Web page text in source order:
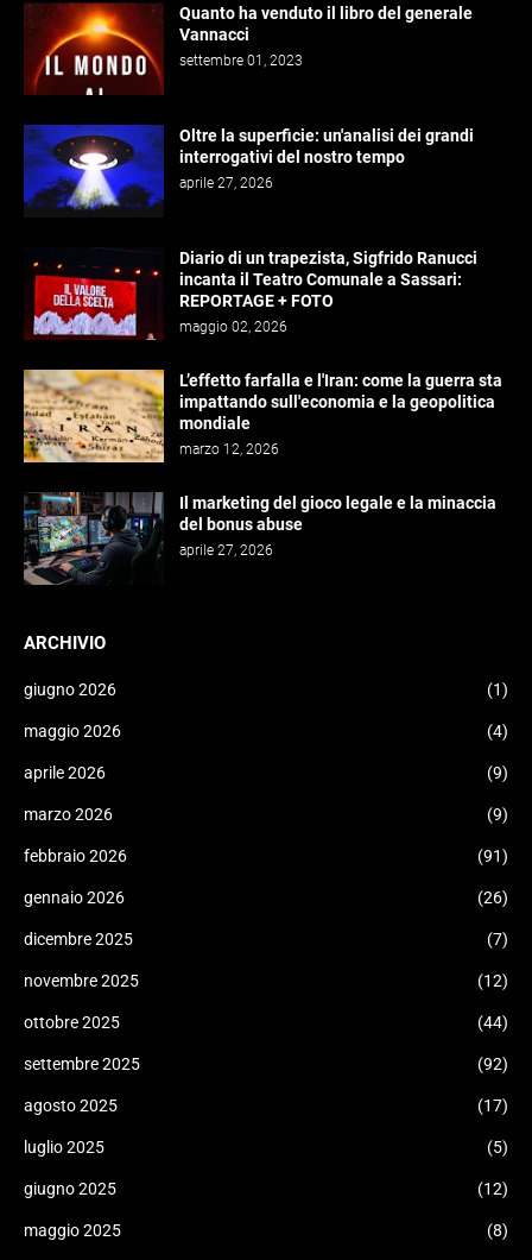
Quanto ha venduto il libro del generale
Vannacci
settembre 01, 2023
Oltre la superficie: un'analisi dei grandi
interrogativi del nostro tempo
aprile 27, 2026
Diario di un trapezista, Sigfrido Ranucci
incanta il Teatro Comunale a Sassari:
REPORTAGE + FOTO
maggio 02, 2026
L’effetto farfalla e l'Iran: come la guerra sta
impattando sull'economia e la geopolitica
mondiale
marzo 12, 2026
Il marketing del gioco legale e la minaccia
del bonus abuse
aprile 27, 2026
ARCHIVIO
giugno 2026 (1)
maggio 2026 (4)
aprile 2026 (9)
marzo 2026 (9)
febbraio 2026 (91)
gennaio 2026 (26)
dicembre 2025 (7)
novembre 2025 (12)
ottobre 2025 (44)
settembre 2025 (92)
agosto 2025 (17)
luglio 2025 (5)
giugno 2025 (12)
maggio 2025 (8)